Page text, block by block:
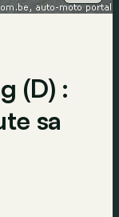
(D) :
sa